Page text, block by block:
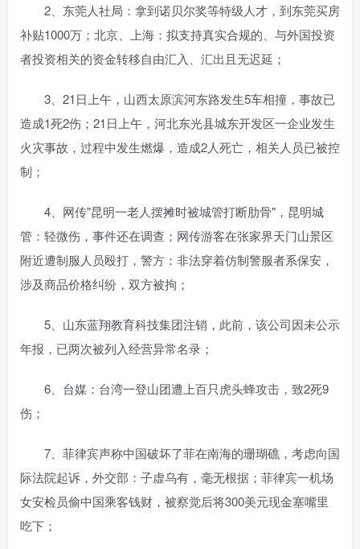
2、东莞人社局：拿到诺贝尔奖等特级人才，到东莞买房
补贴1000万；北京、上海：拟支持真实合规的、与外国投资
者投资相关的资金转移自由汇入、汇出且无迟延；
3、21日上午，山西太原滨河东路发生5车相撞，事故已
造成1死2伤；21日上午，河北东光县城东开发区一企业发生
火灾事故，过程中发生燃爆，造成2人死亡，相关人员已被控
制；
4、网传"昆明一老人摆摊时被城管打断肋骨"，昆明城
管：轻微伤，事件还在调查；网传游客在张家界天门山景区
附近遭制服人员殴打，警方：非法穿着仿制警服者系保安，
涉及商品价格纠纷，双方被拘；
5、山东蓝翔教育科技集团注销，此前，该公司因未公示
年报，已两次被列入经营异常名录；
6、台媒：台湾一登山团遭上百只虎头蜂攻击，致2死9
伤；
7、菲律宾声称中国破坏了菲在南海的珊瑚礁，考虑向国
际法院起诉，外交部：子虚乌有，毫无根据；菲律宾一机场
女安检员偷中国乘客钱财，被察觉后将300美元现金塞嘴里
吃下；